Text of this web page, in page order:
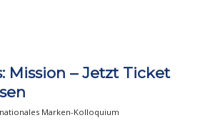
Mission – Jetzt Ticket
Marken-Kolloquium